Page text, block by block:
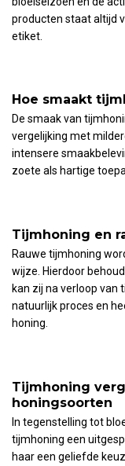
producten staat altijd
etiket.
Hoe smaakt
De smaak van
vergelijking met
intensere
zoete als hartige
Tijmhoning en
Rauwe tijmhoning
wijze. Hierdoor
kan zij na verloop van
natuurlijk proces en
honing.
Tijmhoning
honingsoorten
In tegenstelling tot
tijmhoning een
haar een geliefde